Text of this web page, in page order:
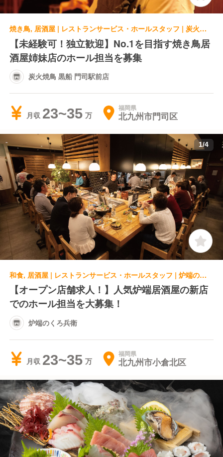
焼き鳥, 居酒屋 | レストランサービス・ホールスタッフ | 炭火焼鳥 黒船 門司駅前店
【未経験可！独立歓迎】No.1を目指す焼き鳥居
酒屋姉妹店のホール担当を募集
炭火焼鳥 黒船 門司駅前店
月収 23~35 福岡県
北九州市門司区
1/4
和食, 居酒屋 | レストランサービス・ホールスタッフ | 炉端のくろ兵衛
【オープン店舗求人！】人気炉端居酒屋の新店
でのホール担当を大募集！
炉端のくろ兵衛
月収 23~35 福岡県
北九州市小倉北区